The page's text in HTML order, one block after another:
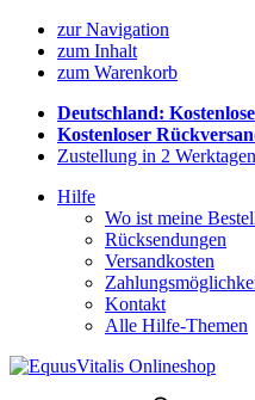
zur Navigation
zum Inhalt
zum Warenkorb
Deutschland:
Kostenloser
Zustellung in 2
Hilfe
Wo ist meine
Rücksendungen
Versandkosten
Kontakt
Alle Hilfe-Themen